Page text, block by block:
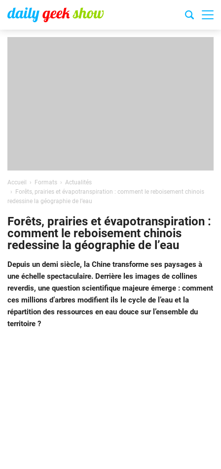
Accueil Formats
Actualités
Forêts, prairies et évapotranspiration : comment le reboisement chinois
redessine la géographie de l’eau
Forêts, prairies et évapotranspiration :
comment le reboisement chinois
redessine la géographie de l’eau
Depuis un demi siècle, la Chine transforme ses paysages à
une échelle spectaculaire. Derrière les images de collines
reverdis, une question scientifique majeure émerge : comment
ces millions d’arbres modifient ils le cycle de l’eau et la
répartition des ressources en eau douce sur l’ensemble du
territoire ?